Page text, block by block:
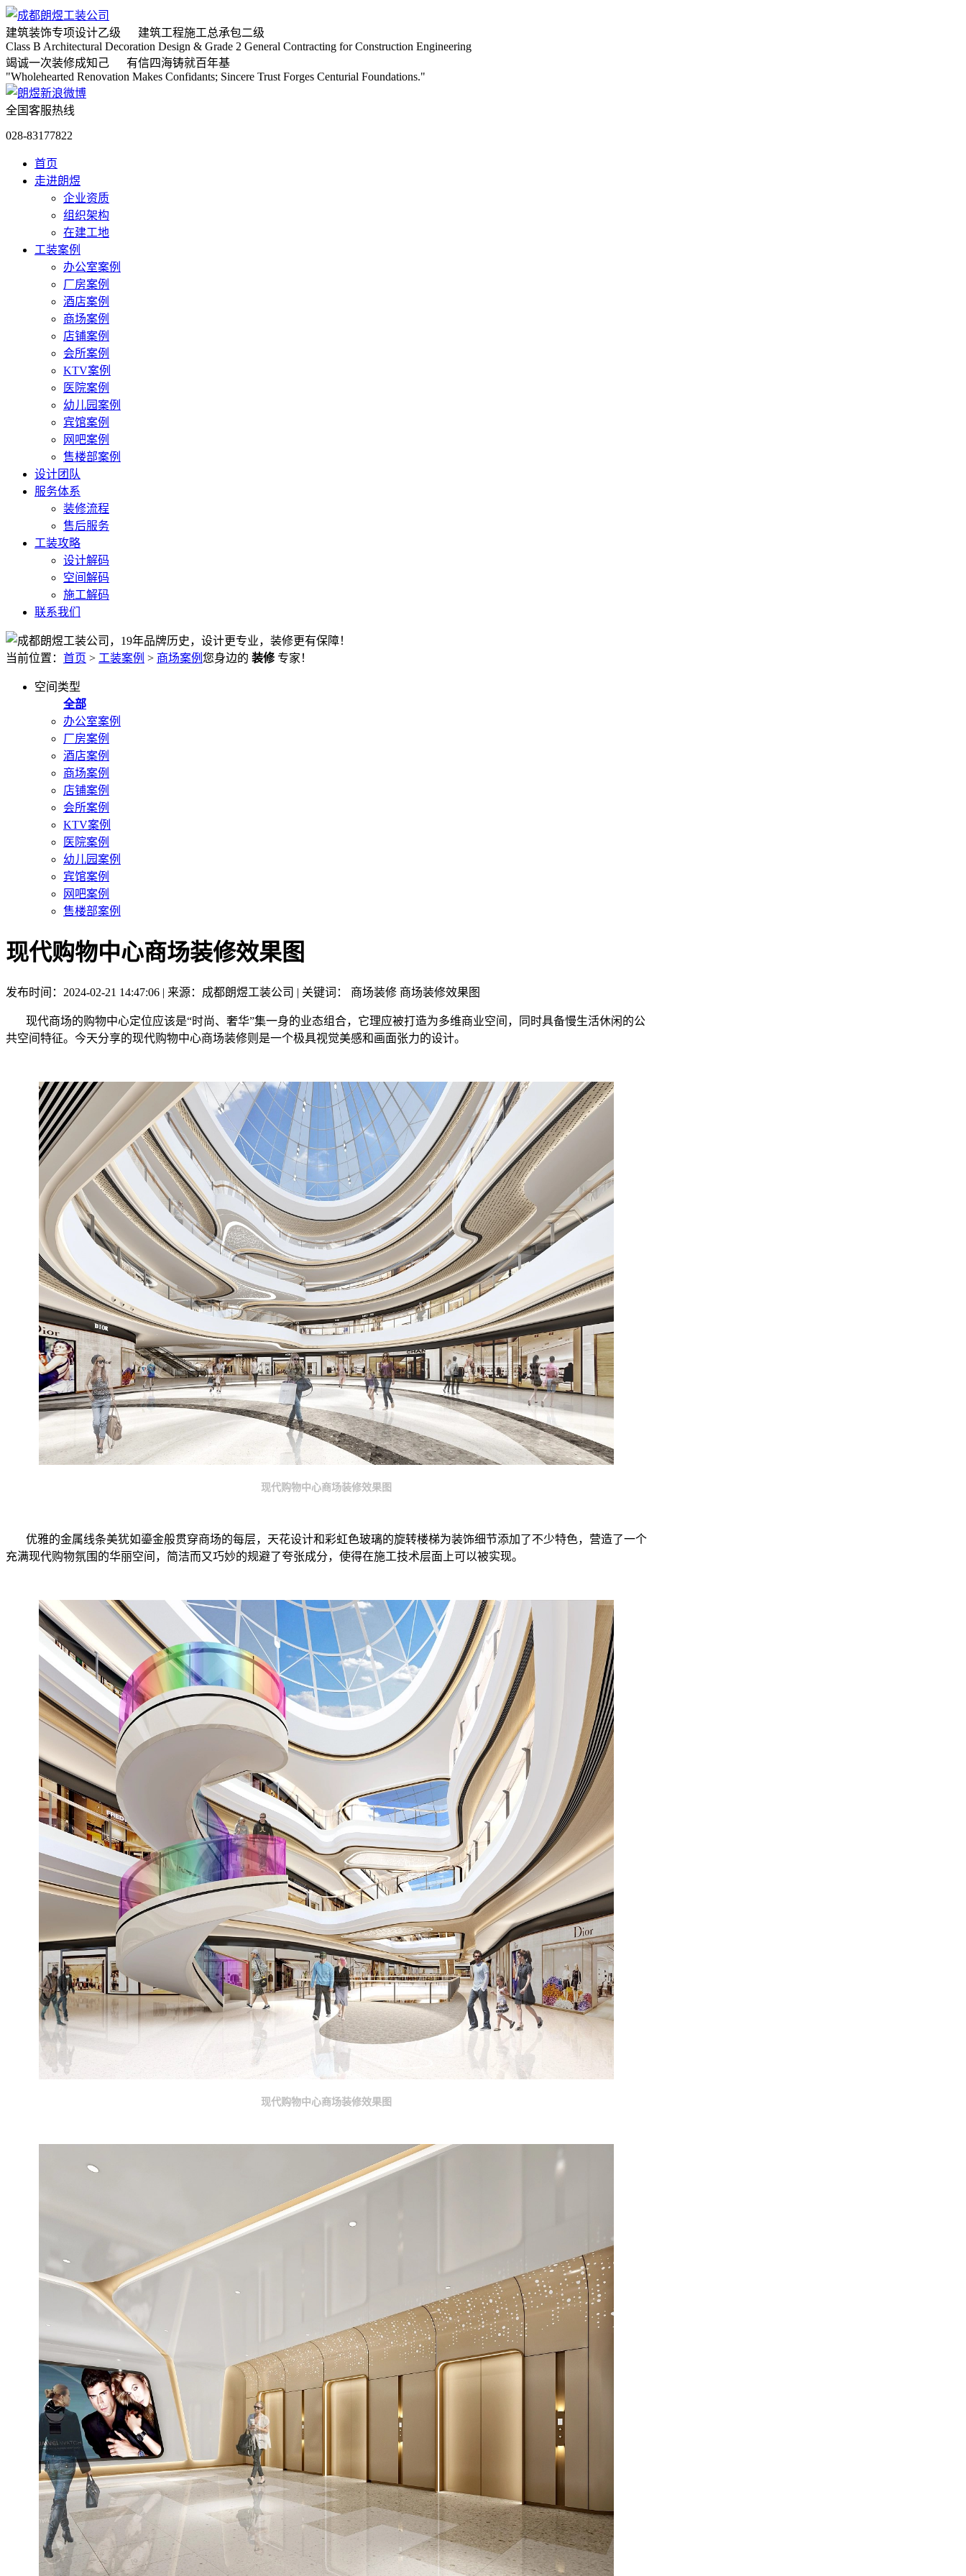
建筑装饰专项设计乙级 建筑工程施工总承包二级
Class B Architectural Decoration Design & Grade 2 General Contracting for Construction Engineering
竭诚一次装修成知己 有信四海铸就百年基
"Wholehearted Renovation Makes Confidants; Sincere Trust Forges Centurial Foundations."
全国客服热线
028-83177822
首页
走进朗煜
企业资质
组织架构
在建工地
工装案例
办公室案例
厂房案例
酒店案例
商场案例
店铺案例
会所案例
KTV案例
医院案例
幼儿园案例
宾馆案例
网吧案例
售楼部案例
设计团队
服务体系
装修流程
售后服务
工装攻略
设计解码
空间解码
施工解码
联系我们
当前位置： 首页 > 工装案例 > 商场案例 您身边的 装修专家！
空间类型
全部
办公室案例
厂房案例
酒店案例
商场案例
店铺案例
会所案例
KTV案例
医院案例
幼儿园案例
宾馆案例
网吧案例
售楼部案例
现代购物中心商场装修效果图
发布时间：2024-02-21 14:47:06 | 来源：成都朗煜工装公司 | 关键词： 商场装修 商场装修效果图
现代商场的购物中心定位应该是“时尚、奢华”集一身的业态组合，它理应被打造为多维商业空间，同时具备慢生活休闲的公
共空间特征。今天分享的现代购物中心商场装修则是一个极具视觉美感和画面张力的设计。
现代购物中心商场装修效果图
优雅的金属线条美犹如鎏金般贯穿商场的每层，天花设计和彩虹色玻璃的旋转楼梯为装饰细节添加了不少特色，营造了一个
充满现代购物氛围的华丽空间，简洁而又巧妙的规避了夸张成分，使得在施工技术层面上可以被实现。
现代购物中心商场装修效果图